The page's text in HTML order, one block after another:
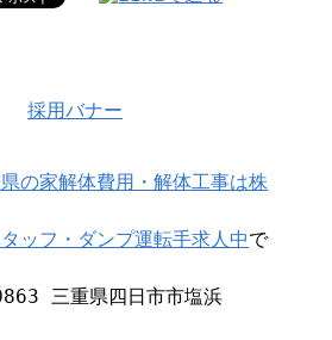
の家解体費用・解体工事は株
ッフ・ダンプ運転手求人中で
三重県四日市市塩浜